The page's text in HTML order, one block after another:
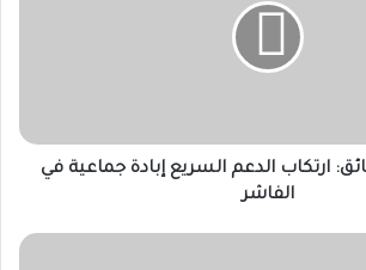
ارتكاب الدعم السريع إبادة جماعية في
الفاشر